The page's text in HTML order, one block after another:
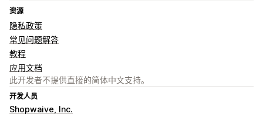
资源
隐私政策
常见问题解答
教程
应用文档
此开发者不提供直接的简体中文支持。
开发人员
Shopwaive, Inc.